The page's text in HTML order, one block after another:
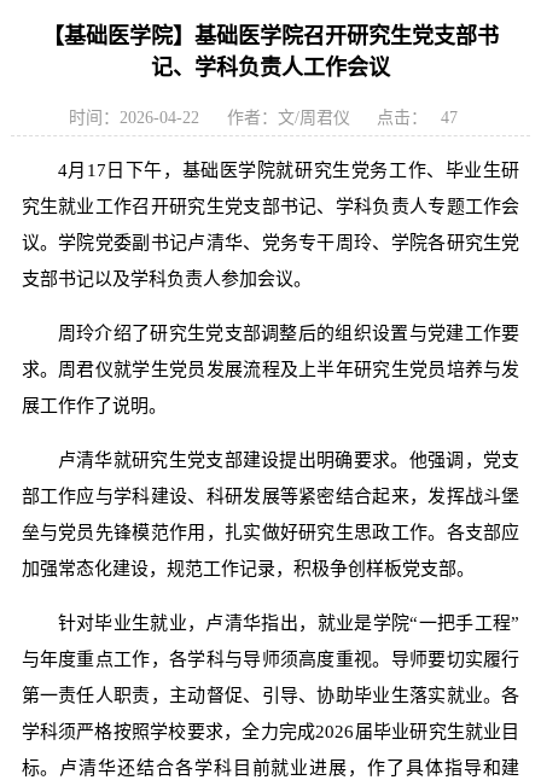
【基础医学院】基础医学院召开研究生党支部书
记、学科负责人工作会议
时间：2026-04-22 作者：文/周君仪 点击： 47
4月17日下午，基础医学院就研究生党务工作、毕业生研
究生就业工作召开研究生党支部书记、学科负责人专题工作会
议。学院党委副书记卢清华、党务专干周玲、学院各研究生党
支部书记以及学科负责人参加会议。
周玲介绍了研究生党支部调整后的组织设置与党建工作要
求。周君仪就学生党员发展流程及上半年研究生党员培养与发
展工作作了说明。
卢清华就研究生党支部建设提出明确要求。他强调，党支
部工作应与学科建设、科研发展等紧密结合起来，发挥战斗堡
垒与党员先锋模范作用，扎实做好研究生思政工作。各支部应
加强常态化建设，规范工作记录，积极争创样板党支部。
针对毕业生就业，卢清华指出，就业是学院“一把手工程”
与年度重点工作，各学科与导师须高度重视。导师要切实履行
第一责任人职责，主动督促、引导、协助毕业生落实就业。各
学科须严格按照学校要求，全力完成2026届毕业研究生就业目
标。卢清华还结合各学科目前就业进展，作了具体指导和建